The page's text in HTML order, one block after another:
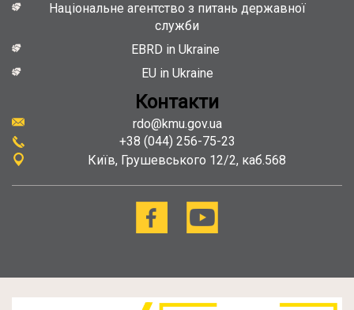
Національне агентство з питань державної
служби
EBRD in Ukraine
EU in Ukraine
Контакти
rdo@kmu.gov.ua
+38 (044) 256-75-23
Київ Грушевського 12/2, каб.568